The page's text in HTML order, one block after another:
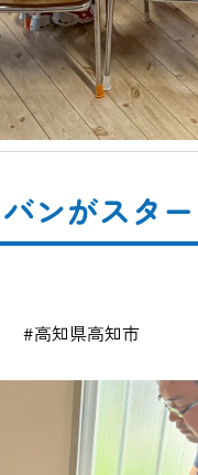
ンがスタ
高知県高知市